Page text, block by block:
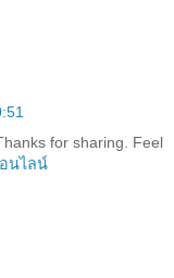
for sharing. Feel
นไลน์